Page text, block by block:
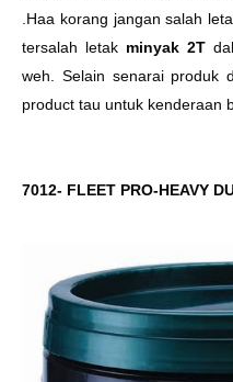
.Haa korang jangan salah
tersalah letak minyak 2T
weh. Selain senarai produk
product tau untuk kenderaan
7012- FLEET PRO-HEAVY